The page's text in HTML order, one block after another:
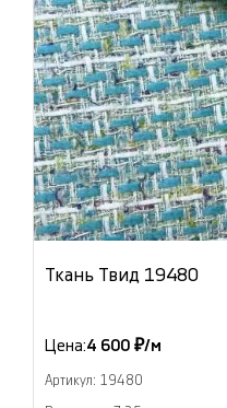
Ткань Твид 19480
Цена:4 600 ₽/м
Артикул: 19480